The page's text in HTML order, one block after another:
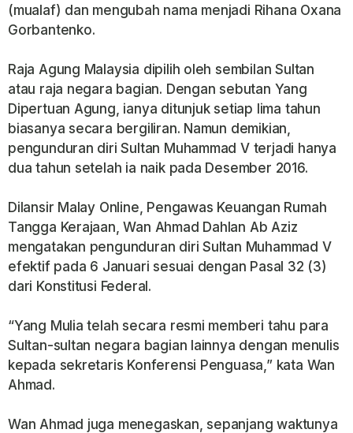
(mualaf) dan mengubah nama menjadi Rihana Oxana
Gorbantenko.
Raja Agung Malaysia dipilih oleh sembilan Sultan
atau raja negara bagian. Dengan sebutan Yang
Dipertuan Agung, ianya ditunjuk setiap lima tahun
biasanya secara bergiliran. Namun demikian,
pengunduran diri Sultan Muhammad V terjadi hanya
dua tahun setelah ia naik pada Desember 2016.
Dilansir Malay Online, Pengawas Keuangan Rumah
Tangga Kerajaan, Wan Ahmad Dahlan Ab Aziz
mengatakan pengunduran diri Sultan Muhammad V
efektif pada 6 Januari sesuai dengan Pasal 32 (3)
dari Konstitusi Federal.
“Yang Mulia telah secara resmi memberi tahu para
Sultan-sultan negara bagian lainnya dengan menulis
kepada sekretaris Konferensi Penguasa,” kata Wan
Ahmad.
Wan Ahmad juga menegaskan, sepanjang waktunya